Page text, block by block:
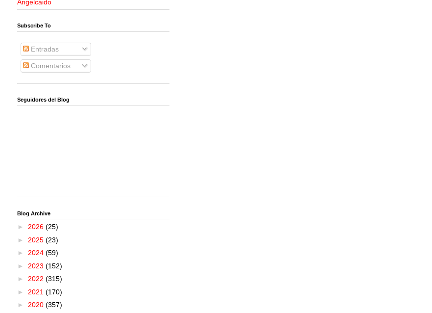
Angelcaido
Subscribe To
Entradas
Comentarios
Seguidores del Blog
Blog Archive
► 2026 (25)
► 2025 (23)
► 2024 (59)
► 2023 (152)
► 2022 (315)
► 2021 (170)
► 2020 (357)